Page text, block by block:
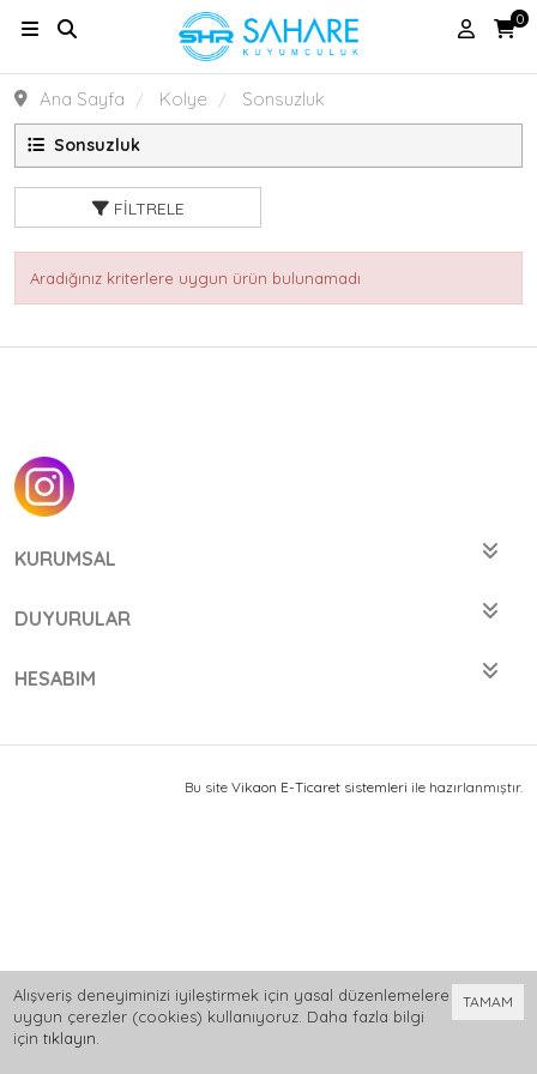
0
Ana Sayfa Kolye Sonsuzluk
Sonsuzluk
FILTRELE
Aradığınız kriterlere uygun ürün bulunamadı
KURUMSAL
DUYURULAR
HESABIM
Bu site Vikaon E-Ticaret sistemleri ile hazırlanmıştır.
TAMAM
Alışveriş deneyiminizi iyileştirmek için yasal düzenlemelere
uygun çerezler (cookies) kullanıyoruz. Daha fazla bilgi
için tıklayın